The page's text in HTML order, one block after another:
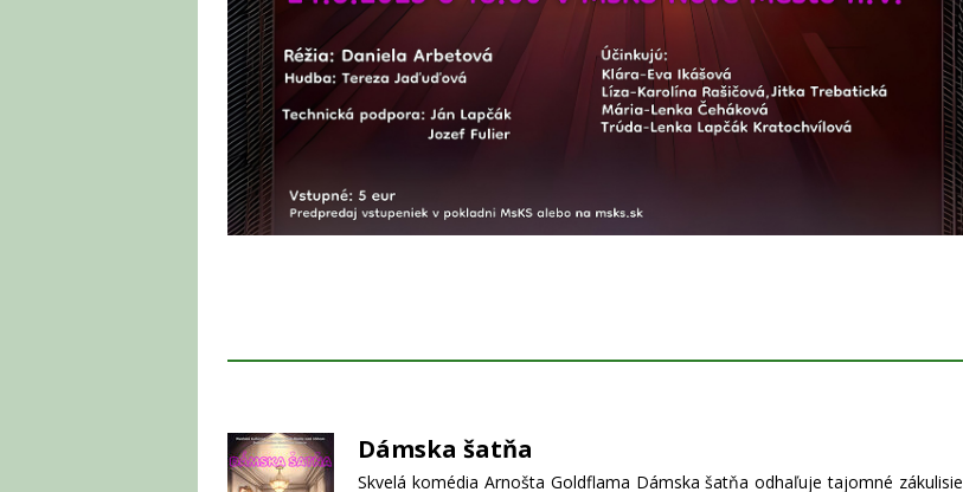
Dámska šatňa
Skvelá komédia Arnošta Goldflama Dámska šatňa odhaľuje tajomné zákulisie